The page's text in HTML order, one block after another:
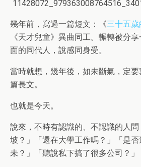
幾年前，寫過一篇短文：《三十五歲
《天才兒童》異曲同工。輾轉被分
面的同代人，說感同身受。
當時就想，幾年後，如未斷氣，定
篇長文。
也就是今天。
說來，不時有認識的、不認識的人
坡？」「還在大學工作嗎？」「是
未？」「聽說私下搞了很多公司？」